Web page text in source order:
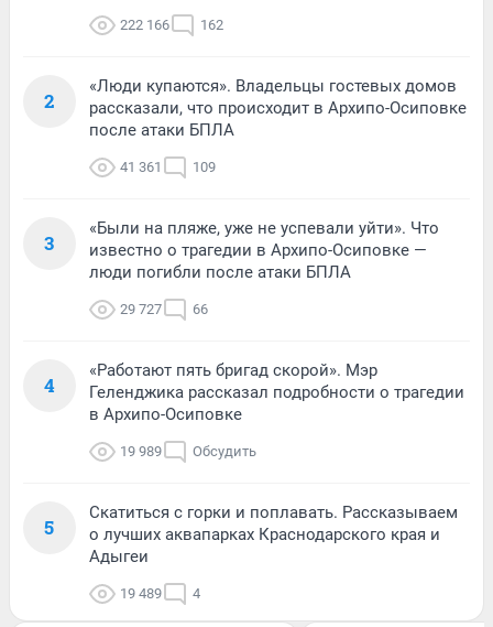
222 166 162
2
«Люди купаются». Владельцы гостевых домов
рассказали, что происходит в Архипо-Осиповке
после атаки БПЛА
41 361 109
3
«Были на пляже, уже не успевали уйти». Что
известно о трагедии в Архипо-Осиповке —
люди погибли после атаки БПЛА
29 727 66
4
«Работают пять бригад скорой». Мэр
Геленджика рассказал подробности о трагедии
в Архипо-Осиповке
19 989 Обсудить
5
Скатиться с горки и поплавать. Рассказываем
о лучших аквапарках Краснодарского края и
Адыгеи
19 489 4